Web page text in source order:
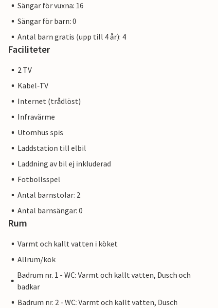
Sängar för vuxna: 16
Sängar för barn: 0
Antal barn gratis (upp till 4 år): 4
Faciliteter
2 TV
Kabel-TV
Internet (trådlöst)
Infravärme
Utomhus spis
Laddstation till elbil
Laddning av bil ej inkluderad
Fotbollsspel
Antal barnstolar: 2
Antal barnsängar: 0
Rum
Varmt och kallt vatten i köket
Allrum/kök
Badrum nr. 1 - WC: Varmt och kallt vatten, Dusch och
badkar
Badrum nr. 2 - WC: Varmt och kallt vatten, Dusch